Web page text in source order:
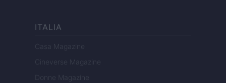
ITALIA
Casa Magazine
Cineverse Magazine
Donne Magazine